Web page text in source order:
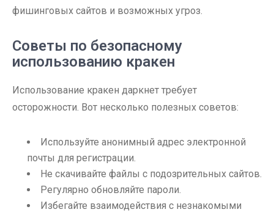
фишинговых сайтов и возможных угроз.
Советы по безопасному
использованию кракен
Использование кракен даркнет требует
осторожности. Вот несколько полезных советов:
Используйте анонимный адрес электронной
почты для регистрации.
Не скачивайте файлы с подозрительных сайтов.
Регулярно обновляйте пароли.
Избегайте взаимодействия с незнакомыми